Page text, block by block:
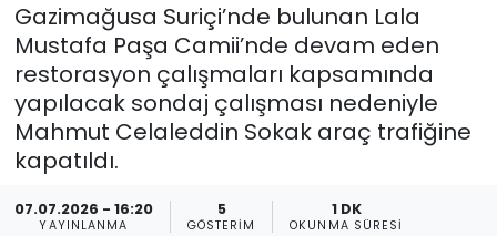
Gazimağusa Suriçi’nde bulunan Lala
Mustafa Paşa Camii’nde devam eden
restorasyon çalışmaları kapsamında
yapılacak sondaj çalışması nedeniyle
Mahmut Celaleddin Sokak araç trafiğine
kapatıldı.
07.07.2026 - 16:20
YAYINLANMA
5
GÖSTERIM
1 DK
OKUNMA SÜRESI
GEZİ
Güncel
Gündem
KKTC